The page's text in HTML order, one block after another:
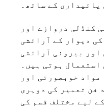
کے ساتھ۔
کنڈلی دروازے اور
دیوار کے آرائشی
اور بیرونی آرائشی
استعمال ہوتی ہیں۔
خوبصورتی اور
فن تعمیر کی دوہری
لیے مختلف قسم کی